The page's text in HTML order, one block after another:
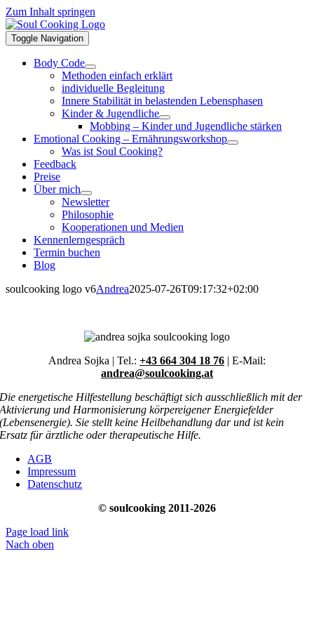
Zum Inhalt springen
Toggle Navigation
Body Code
Methoden einfach erklärt
individuelle Begleitung
Innere Stabilität in belastenden Lebensphasen
Kinder & Jugendliche
Mobbing – Kinder und Jugendliche stärken
Emotional Cooking – Ernährungsworkshop
Was ist Soul Cooking?
Feedback
Preise
Über mich
Newsletter
Philosophie
Kooperationen und Medien
Kennenlerngespräch
Termin buchen
Blog
soulcooking logo v6Andrea2025-07-26T09:17:32+02:00
Andrea Sojka | Tel.: +43 664 304 18 76 | E-Mail:
andrea@soulcooking.at
Die energetische Hilfestellung beschäftigt sich ausschließlich mit der
Aktivierung und Harmonisierung körpereigener Energiefelder
(Lebensenergie). Sie stellt keine Heilbehandlung dar und ist kein
Ersatz für ärztliche oder therapeutische Hilfe.
AGB
Impressum
Datenschutz
© soulcooking 2011-2026
Page load link
Nach oben